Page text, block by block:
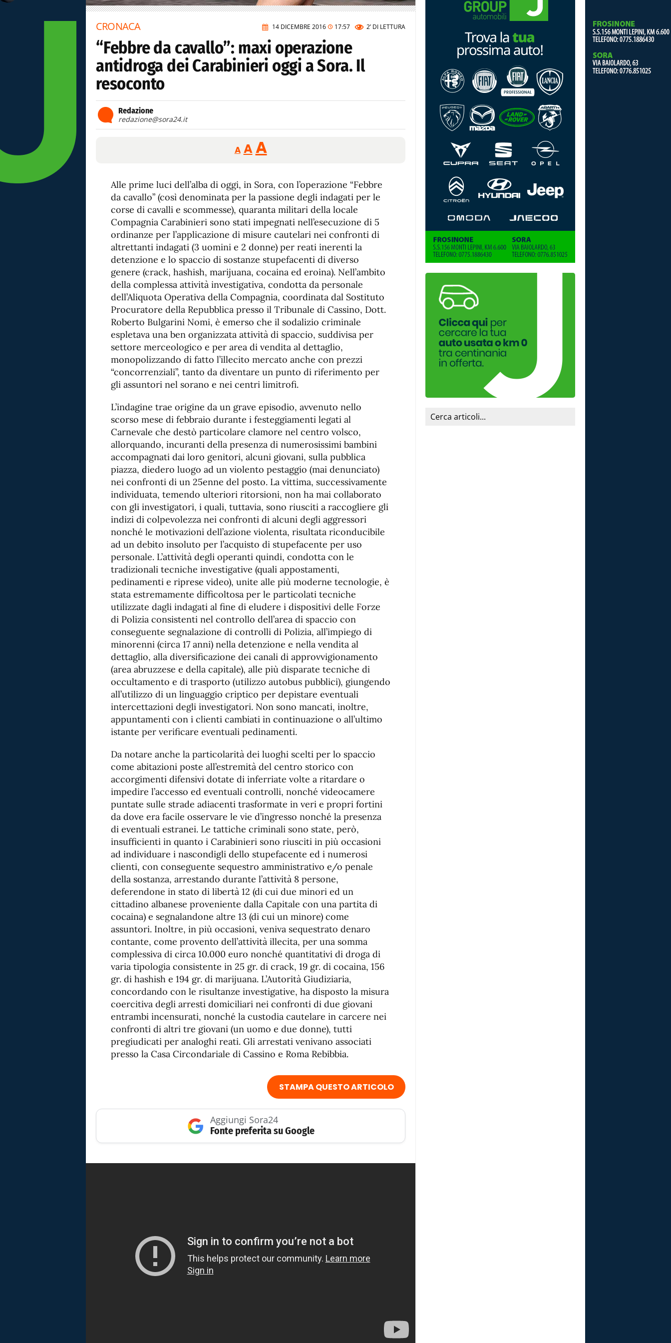
14 DICEMBRE 2016 17:57 2’ DI LETTURA
CRONACA
“Febbre da cavallo”: maxi operazione
antidroga dei Carabinieri oggi a Sora. Il
resoconto
Redazione
redazione@sora24.it
A
Reducir
tamaño
A Restablecer
tamaño
de
fuente
AAumentar
de
fuente.
Alle prime luci dell’alba di oggi, in Sora, con l’operazione “Febbre
da cavallo” (così denominata per la passione degli indagati per le
corse di cavalli e scommesse), quaranta militari della locale
Compagnia Carabinieri sono stati impegnati nell’esecuzione di 5
ordinanze per l’applicazione di misure cautelari nei confronti di
altrettanti indagati (3 uomini e 2 donne) per reati inerenti la
detenzione e lo spaccio di sostanze stupefacenti di diverso
genere (crack, hashish, marijuana, cocaina ed eroina). Nell’ambito
della complessa attività investigativa, condotta da personale
dell’Aliquota Operativa della Compagnia, coordinata dal Sostituto
Procuratore della Repubblica presso il Tribunale di Cassino, Dott.
Roberto Bulgarini Nomi, è emerso che il sodalizio criminale
espletava una ben organizzata attività di spaccio, suddivisa per
settore merceologico e per area di vendita al dettaglio,
monopolizzando di fatto l’illecito mercato anche con prezzi
“concorrenziali”, tanto da diventare un punto di riferimento per
gli assuntori nel sorano e nei centri limitrofi.
L’indagine trae origine da un grave episodio, avvenuto nello
scorso mese di febbraio durante i festeggiamenti legati al
Carnevale che destò particolare clamore nel centro volsco,
allorquando, incuranti della presenza di numerosissimi bambini
accompagnati dai loro genitori, alcuni giovani, sulla pubblica
piazza, diedero luogo ad un violento pestaggio (mai denunciato)
nei confronti di un 25enne del posto. La vittima, successivamente
individuata, temendo ulteriori ritorsioni, non ha mai collaborato
con gli investigatori, i quali, tuttavia, sono riusciti a raccogliere gli
indizi di colpevolezza nei confronti di alcuni degli aggressori
nonché le motivazioni dell’azione violenta, risultata riconducibile
ad un debito insoluto per l’acquisto di stupefacente per uso
personale. L’attività degli operanti quindi, condotta con le
tradizionali tecniche investigative (quali appostamenti,
pedinamenti e riprese video), unite alle più moderne tecnologie, è
stata estremamente difficoltosa per le particolati tecniche
utilizzate dagli indagati al fine di eludere i dispositivi delle Forze
di Polizia consistenti nel controllo dell’area di spaccio con
conseguente segnalazione di controlli di Polizia, all’impiego di
minorenni (circa 17 anni) nella detenzione e nella vendita al
dettaglio, alla diversificazione dei canali di approvvigionamento
(area abruzzese e della capitale), alle più disparate tecniche di
occultamento e di trasporto (utilizzo autobus pubblici), giungendo
all’utilizzo di un linguaggio criptico per depistare eventuali
intercettazioni degli investigatori. Non sono mancati, inoltre,
appuntamenti con i clienti cambiati in continuazione o all’ultimo
istante per verificare eventuali pedinamenti.
Da notare anche la particolarità dei luoghi scelti per lo spaccio
come abitazioni poste all’estremità del centro storico con
accorgimenti difensivi dotate di inferriate volte a ritardare o
impedire l’accesso ed eventuali controlli, nonché videocamere
puntate sulle strade adiacenti trasformate in veri e propri fortini
da dove era facile osservare le vie d’ingresso nonché la presenza
di eventuali estranei. Le tattiche criminali sono state, però,
insufficienti in quanto i Carabinieri sono riusciti in più occasioni
ad individuare i nascondigli dello stupefacente ed i numerosi
clienti, con conseguente sequestro amministrativo e/o penale
della sostanza, arrestando durante l’attività 8 persone,
deferendone in stato di libertà 12 (di cui due minori ed un
cittadino albanese proveniente dalla Capitale con una partita di
cocaina) e segnalandone altre 13 (di cui un minore) come
assuntori. Inoltre, in più occasioni, veniva sequestrato denaro
contante, come provento dell’attività illecita, per una somma
complessiva di circa 10.000 euro nonché quantitativi di droga di
varia tipologia consistente in 25 gr. di crack, 19 gr. di cocaina, 156
gr. di hashish e 194 gr. di marijuana. L’Autorità Giudiziaria,
concordando con le risultanze investigative, ha disposto la misura
coercitiva degli arresti domiciliari nei confronti di due giovani
entrambi incensurati, nonché la custodia cautelare in carcere nei
confronti di altri tre giovani (un uomo e due donne), tutti
pregiudicati per analoghi reati. Gli arrestati venivano associati
presso la Casa Circondariale di Cassino e Roma Rebibbia.
STAMPA QUESTO ARTICOLO
Aggiungi Sora24
Fonte preferita su Google